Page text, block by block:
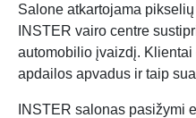
Salone atkartojama
INSTER vairo centre
automobilio įvaizdį.
apdailos apvadus ir taip
INSTER salonas pasižymi